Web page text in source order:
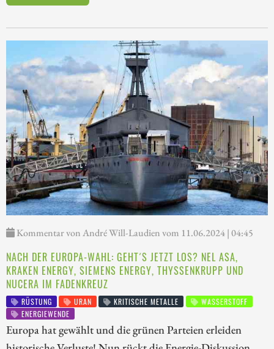
Kommentar von André Will-Laudien vom 11.06.2024 | 04:45
NACH DER EUROPA-WAHL: GEHT´S JETZT LOS? NEL ASA,
KRAKEN ENERGY, SIEMENS ENERGY, THYSSENKRUPP UND
NUCERA IM FADENKREUZ
RÜSTUNG URAN KRITISCHE METALLE
WASSERSTOFF
ENERGIEWENDE
Europa hat gewählt und die grünen Parteien erleiden